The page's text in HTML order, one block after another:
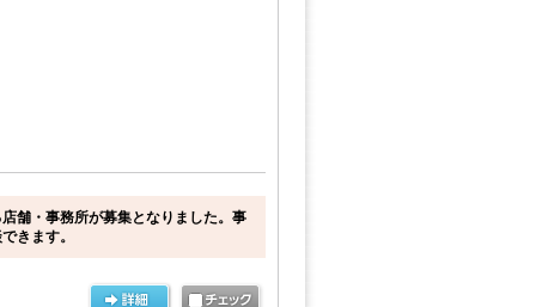
舗・事務所が募集となりました。事
きます。